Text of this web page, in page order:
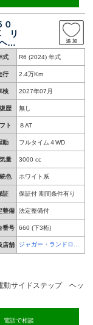
０
リ
ッ
ジ
タ
ラ
式 R6 (2024) 年式
行 2.4万Km
検 2027年07月
歴 無し
ト ８AT
動 フルタイム４WD
量 3000 cc
色 ホワイト系
証 保証付 期間条件有り
整備 法定整備付
番号 660 (下3桁)
店舗
ジャガー・ランドロー
バー 名古屋中央
動サイドステップ ヘッ
電話で相談